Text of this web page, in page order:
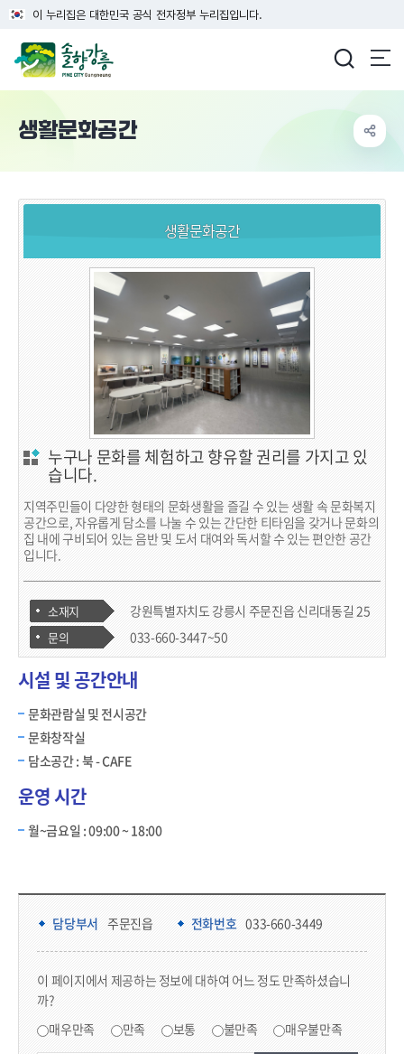
이 누리집은 대한민국 공식 전자정부 누리집입니다.
생활문화공간
생활문화공간
누구나 문화를 체험하고 향유할 권리를 가지고 있
습니다.
지역주민들이 다양한 형태의 문화생활을 즐길 수 있는 생활 속 문화복지
공간으로, 자유롭게 담소를 나눌 수 있는 간단한 티타임을 갖거나 문화의
집 내에 구비되어 있는 음반 및 도서 대여와 독서할 수 있는 편안한 공간
입니다.
소재지 강원특별자치도 강릉시 주문진읍 신리대동길 25
문의 033-660-3447~50
시설 및 공간안내
문화관람실 및 전시공간
문화창작실
담소공간 : 북 - CAFE
운영 시간
월~금요일 : 09:00 ~ 18:00
담당부서 정보 & 컨텐츠 만족도 조사 & 공공저작물 자유이용 허락 표시
담당부서 주문진읍 전화번호 033-660-3449
이 페이지에서 제공하는 정보에 대하여 어느 정도 만족하셨습니
까?
매우만족 만족 보통 불만족 매우불만족